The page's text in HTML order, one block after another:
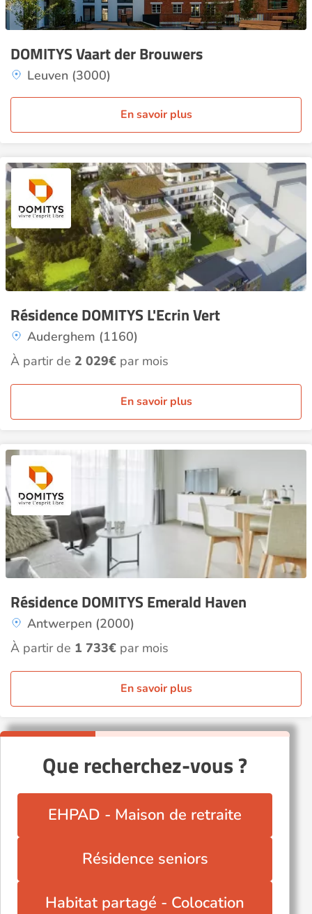
DOMITYS Vaart der Brouwers
Leuven (3000)
En savoir plus
Résidence DOMITYS L'Ecrin Vert
Auderghem (1160)
À partir de 2 029€ par mois
En savoir plus
Résidence DOMITYS Emerald Haven
Antwerpen (2000)
À partir de 1 733€ par mois
En savoir plus
Que recherchez-vous ?
EHPAD - Maison de retraite
Résidence seniors
Habitat partagé - Colocation